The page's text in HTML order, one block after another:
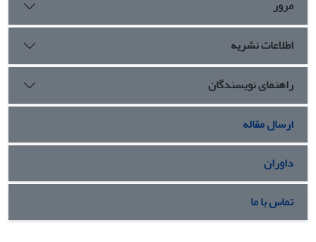
مرور
اطلاعات نشریه
راهنمای نویسندگان
ارسال مقاله
داوران
تماس با ما